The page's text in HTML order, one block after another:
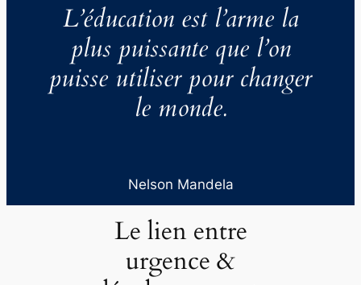
L’éducation est l’arme la
plus puissante que l’on
puisse utiliser pour changer
le monde.
Nelson Mandela
Le lien entre
urgence &